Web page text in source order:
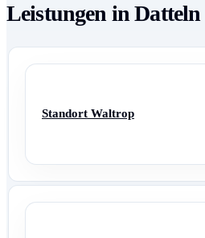
Leistungen in Datteln
Standort Waltrop